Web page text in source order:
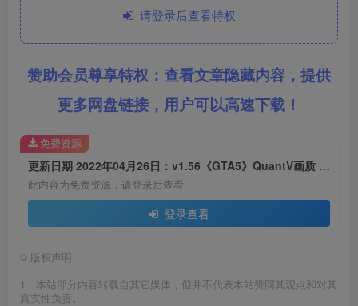
请登录后查看特权
赞助会员尊享特权：查看文章隐藏内容，提供
更多网盘链接，用户可以高速下载！
更新日期 2022年04月26日：v1.56《GTA5》QuantV画质 修改器 [简体汉化]
此内容为免费资源，请登录后查看
登录查看
免费资源
© 版权声明
1．本站部分内容转载自其它媒体，但并不代表本站赞同其观点和对其
真实性负责。